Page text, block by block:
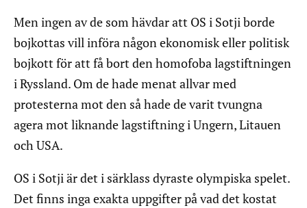
Men ingen av de som hävdar att OS i Sotji borde
bojkottas vill införa någon ekonomisk eller politisk
bojkott för att få bort den homofoba lagstiftningen
i Ryssland. Om de hade menat allvar med
protesterna mot den så hade de varit tvungna
agera mot liknande lagstiftning i Ungern, Litauen
och USA.
OS i Sotji är det i särklass dyraste olympiska spelet.
Det finns inga exakta uppgifter på vad det kostat